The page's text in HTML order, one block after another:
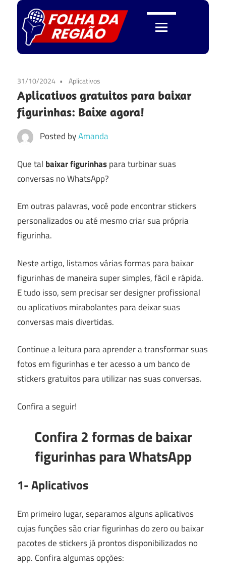
Skip
to
content
Folha
da
Região
31/10/2024 Aplicativos
Aplicativos gratuitos para baixar
figurinhas: Baixe agora!
Posted byAmanda
Que tal baixar figurinhaspara turbinar suas
conversas no WhatsApp?
Em outras palavras, você pode encontrar stickers
personalizados ou até mesmo criar sua própria
figurinha.
Neste artigo, listamos várias formas para baixar
figurinhas de maneira super simples, fácil e rápida.
E tudo isso, sem precisar ser designer profissional
ou aplicativos mirabolantes para deixar suas
conversas mais divertidas.
Continue a leitura para aprender a transformar suas
fotos em figurinhas e ter acesso a um banco de
stickers gratuitos para utilizar nas suas conversas.
Confira a seguir!
Confira 2 formas de baixar
figurinhas para WhatsApp
1- Aplicativos
Em primeiro lugar, separamos alguns aplicativos
cujas funções são criar figurinhas do zero ou baixar
pacotes de stickers já prontos disponibilizados no
app. Confira algumas opções: